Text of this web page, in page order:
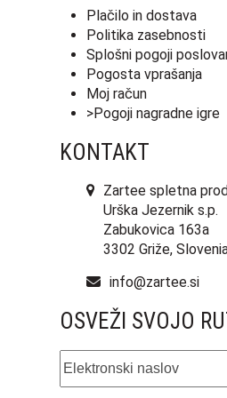
Plačilo in dostava
Politika zasebnosti
Splošni pogoji
Pogosta vprašanja
Moj račun
>Pogoji nagradne igre
KONTAKT
Zartee spletna
Urška Jezernik s.p.
Zabukovica 163a
3302 Griže,
info@zartee.si
OSVEŽI SVOJO
naslov